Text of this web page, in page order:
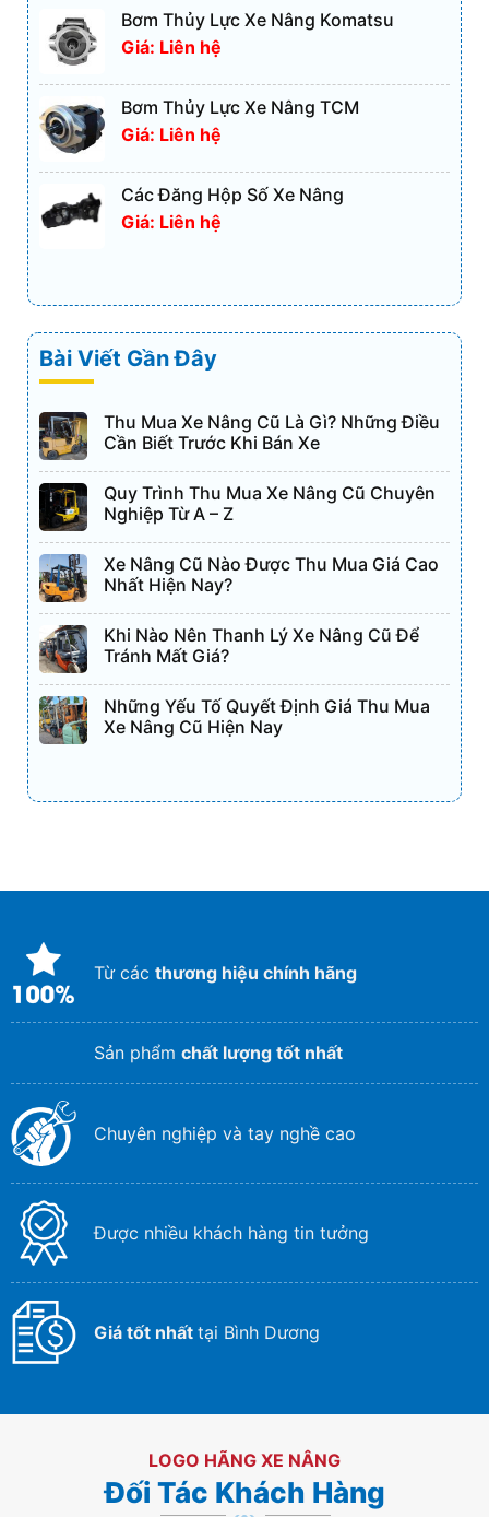
Bơm Thủy Lực Xe Nâng Komatsu
Giá: Liên hệ
Bơm Thủy Lực Xe Nâng TCM
Giá: Liên hệ
Các Đăng Hộp Số Xe Nâng
Giá: Liên hệ
Bài Viết Gần Đây
Thu Mua Xe Nâng Cũ Là Gì? Những Điều
Cần Biết Trước Khi Bán Xe
Quy Trình Thu Mua Xe Nâng Cũ Chuyên
Nghiệp Từ A – Z
Xe Nâng Cũ Nào Được Thu Mua Giá Cao
Nhất Hiện Nay?
Khi Nào Nên Thanh Lý Xe Nâng Cũ Để
Tránh Mất Giá?
Những Yếu Tố Quyết Định Giá Thu Mua
Xe Nâng Cũ Hiện Nay
Từ các thương hiệu chính hãng
Sản phẩm chất lượng tốt nhất
Chuyên nghiệp và tay nghề cao
Được nhiều khách hàng tin tưởng
Giá tốt nhất tại Bình Dương
LOGO HÃNG XE NÂNG
Đối Tác Khách Hàng